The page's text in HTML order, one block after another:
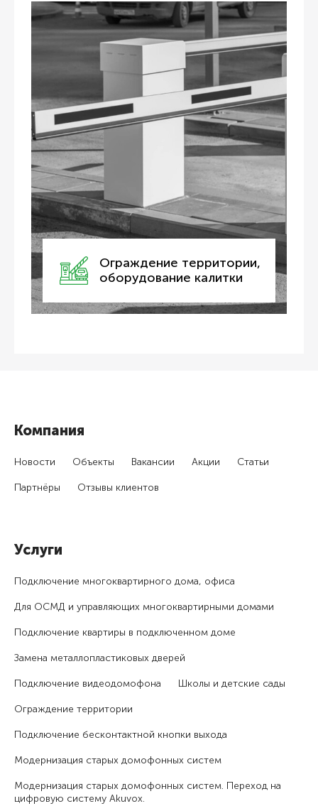
Ограждение территории,
оборудование калитки
Компания
Новости Объекты Вакансии Акции Статьи
Партнёры Отзывы клиентов
Услуги
Подключение много­квартирного дома, офиса
Для ОСМД и управляющих много­квартирными домами
Подключение квартиры в подключенном доме
Замена металлопластиковых дверей
Подключение видеодомофона Школы и детские сады
Ограждение территории
Подключение бесконтактной кнопки выхода
Модернизация старых домофонных систем
Модернизация старых домофонных систем. Переход на
цифровую систему Akuvox.